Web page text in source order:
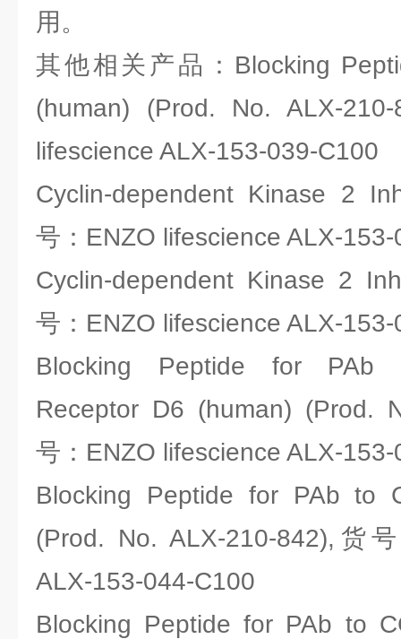
用。
其他相关产品：Blocking
(human) (Prod. No. ALX-
lifescience ALX-153-039-C100
Cyclin-dependent Kinase 2
号：ENZO lifescience ALX-
Cyclin-dependent Kinase 2
号：ENZO lifescience ALX-
Blocking Peptide for PAb
Receptor D6 (human) (Prod.
号：ENZO lifescience ALX-
Blocking Peptide for PAb to
(Prod. No. ALX-210-842),货
ALX-153-044-C100
Blocking Peptide for PAb to